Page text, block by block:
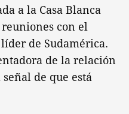
a la Casa Blanca
con el
de Sudamérica.
de la relación
de que está